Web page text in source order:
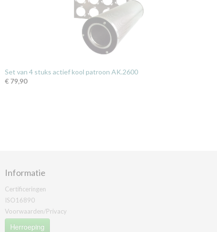
Set van 4 stuks actief kool patroon AK.2600
€ 79,90
Informatie
Certificeringen
ISO16890
Voorwaarden/Privacy
Herroeping